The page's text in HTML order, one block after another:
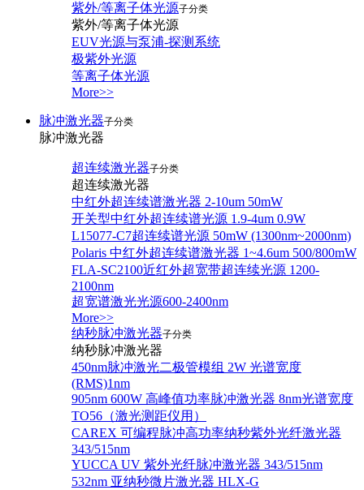
紫外/等离子体光源子分类
紫外/等离子体光源
EUV光源与泵浦-探测系统
极紫外光源
等离子体光源
More>>
脉冲激光器子分类
脉冲激光器
超连续激光器子分类
超连续激光器
中红外超连续谱激光器 2-10um 50mW
开关型中红外超连续谱光源 1.9-4um 0.9W
L15077-C7超连续谱光源 50mW (1300nm~2000nm)
Polaris 中红外超连续谱激光器 1~4.6um 500/800mW
FLA-SC2100近红外超宽带超连续光源 1200-
2100nm
超宽谱激光光源600-2400nm
More>>
纳秒脉冲激光器子分类
纳秒脉冲激光器
450nm脉冲激光二极管模组 2W 光谱宽度
(RMS)1nm
905nm 600W 高峰值功率脉冲激光器 8nm光谱宽度
TO56（激光测距仪用）
CAREX 可编程脉冲高功率纳秒紫外光纤激光器
343/515nm
YUCCA UV 紫外光纤脉冲激光器 343/515nm
532nm 亚纳秒微片激光器 HLX-G